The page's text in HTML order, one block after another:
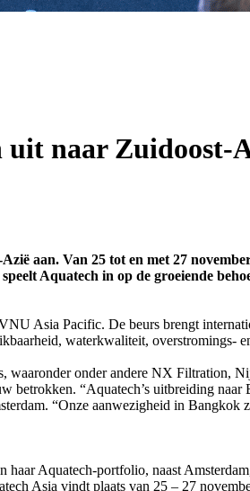
naar Zuidoost-
aan. Van 25 tot en met 27
Aquatech in op de groeiende
Asia Pacific. De beurs brengt
waterkwaliteit, overstromings-
onder andere NX Filtration,
betrokken. “Aquatech’s uitbreiding
“Onze aanwezigheid in Bangkok
Aquatech-portfolio, naast
Asia vindt plaats van 25 – 27